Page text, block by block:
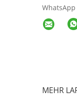
WhatsApp
MEHR